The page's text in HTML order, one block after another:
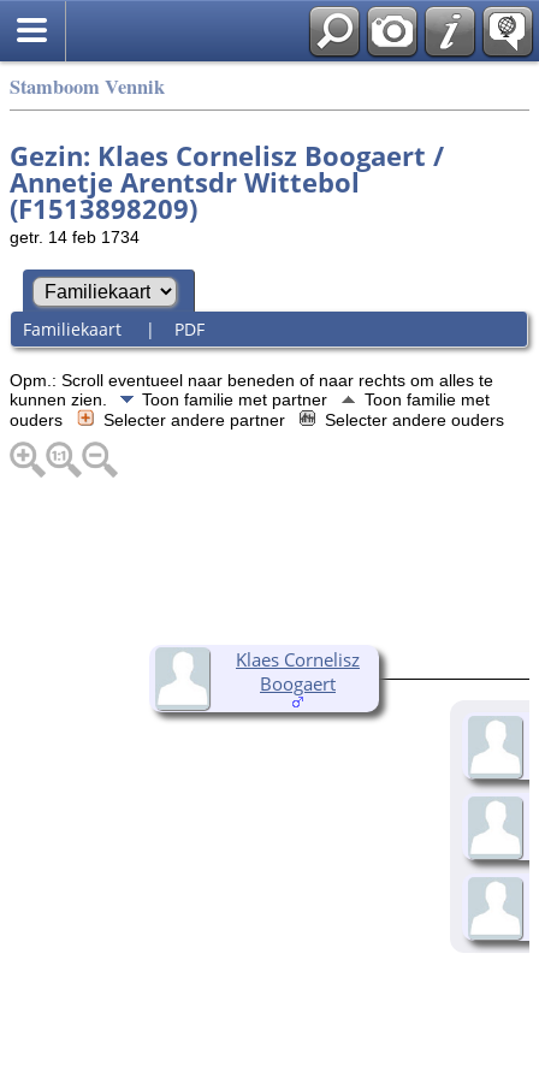
Stamboom Vennik
Gezin: Klaes Cornelisz Boogaert /
Annetje Arentsdr Wittebol
(F1513898209)
getr. 14 feb 1734
Familiekaart | PDF
Opm.: Scroll eventueel naar beneden of naar rechts om alles te
kunnen zien.
Toon familie met partner
Toon familie met
ouders
Selecter andere partner Selecter andere ouders
Klaes Cornelisz
Boogaert